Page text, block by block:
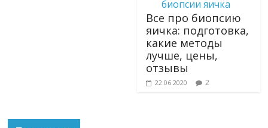
Все про биопсию
яичка: подготовка,
какие методы
лучше, цены,
отзывы
22.06.2020 2